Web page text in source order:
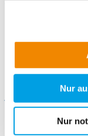
Weitere Details
Funktionen für
alle Cookie-
nachfolgender
Zwecke
für die Zukunft
Cookies, die
Nur
Nur
Angebote: